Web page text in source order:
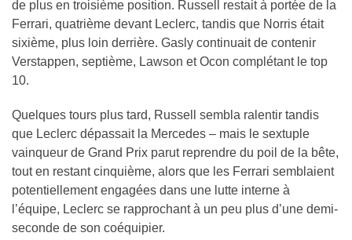
de plus en troisième position. Russell restait à portée de la
Ferrari, quatrième devant Leclerc, tandis que Norris était
sixième, plus loin derrière. Gasly continuait de contenir
Verstappen, septième, Lawson et Ocon complétant le top
10.
Quelques tours plus tard, Russell sembla ralentir tandis
que Leclerc dépassait la Mercedes – mais le sextuple
vainqueur de Grand Prix parut reprendre du poil de la bête,
tout en restant cinquième, alors que les Ferrari semblaient
potentiellement engagées dans une lutte interne à
l’équipe, Leclerc se rapprochant à un peu plus d’une demi-
seconde de son coéquipier.